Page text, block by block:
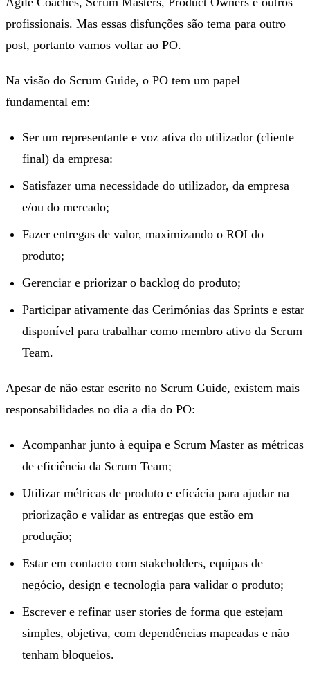
profissionais. Mas essas disfunções são tema para outro
post, portanto vamos voltar ao PO.
Na visão do Scrum Guide, o PO tem um papel
fundamental em:
Ser um representante e voz ativa do utilizador (cliente
final) da empresa:
Satisfazer uma necessidade do utilizador, da empresa
e/ou do mercado;
Fazer entregas de valor, maximizando o ROI do
produto;
Gerenciar e priorizar o backlog do produto;
Participar ativamente das Cerimónias das Sprints e estar
disponível para trabalhar como membro ativo da Scrum
Team.
Apesar de não estar escrito no Scrum Guide, existem mais
responsabilidades no dia a dia do PO:
Acompanhar junto à equipa e Scrum Master as métricas
de eficiência da Scrum Team;
Utilizar métricas de produto e eficácia para ajudar na
priorização e validar as entregas que estão em
produção;
Estar em contacto com stakeholders, equipas de
negócio, design e tecnologia para validar o produto;
Escrever e refinar user stories de forma que estejam
simples, objetiva, com dependências mapeadas e não
tenham bloqueios.